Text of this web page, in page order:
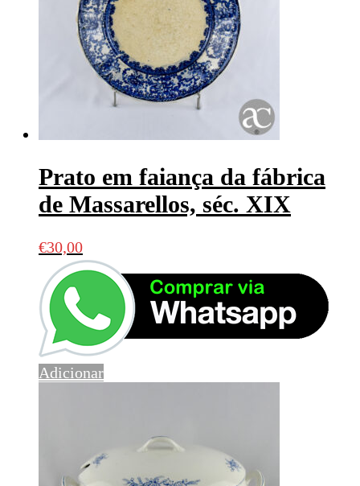
Prato em faiança da fábrica
de Massarellos, séc. XIX
€30,00
Adicionar